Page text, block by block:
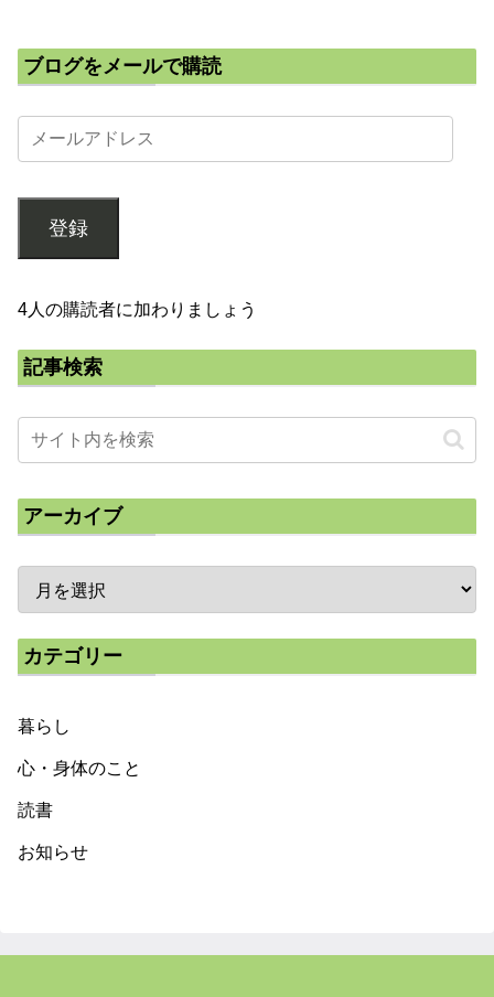
ブログをメールで購読
登録
4人の購読者に加わりましょう
記事検索
アーカイブ
カテゴリー
暮らし
心・身体のこと
読書
お知らせ